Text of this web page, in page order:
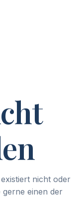
nicht oder
einen der